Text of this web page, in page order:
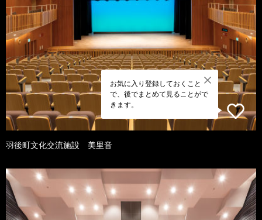
お気に入り登録しておくこと
で、後でまとめて見ることがで
きます。
羽後町文化交流施設 美里音